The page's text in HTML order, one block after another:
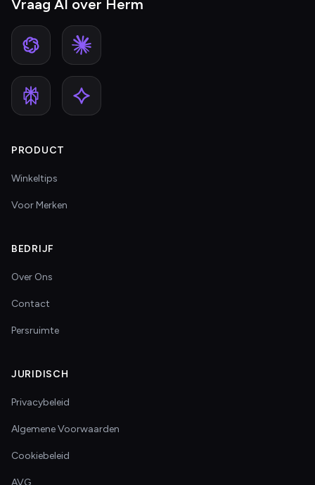
Vraag AI over Herm
PRODUCT
Winkeltips
Voor Merken
BEDRIJF
Over Ons
Contact
Persruimte
JURIDISCH
Privacybeleid
Algemene Voorwaarden
Cookiebeleid
AVG